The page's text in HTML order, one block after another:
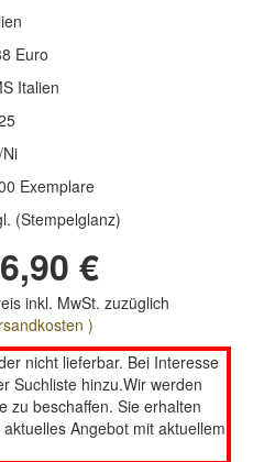
Euro
Italien
Exemplare
(Stempelglanz)
€
inkl. MwSt. zuzüglich
)
nicht lieferbar. Bei Interesse
Suchliste hinzu.Wir werden
zu beschaffen. Sie erhalten
Angebot mit aktuellem